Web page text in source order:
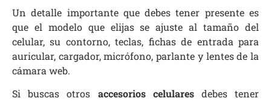
Un detalle importante que debes tener presente es
que el modelo que elijas se ajuste al tamaño del
celular, su contorno, teclas, fichas de entrada para
auricular, cargador, micrófono, parlante y lentes de la
cámara web.
Si buscas otros accesorios celulares debes tener